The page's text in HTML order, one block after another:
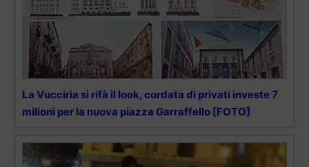
La Vucciria si rifà il look, cordata di privati investe 7
milioni per la nuova piazza Garraffello [FOTO]